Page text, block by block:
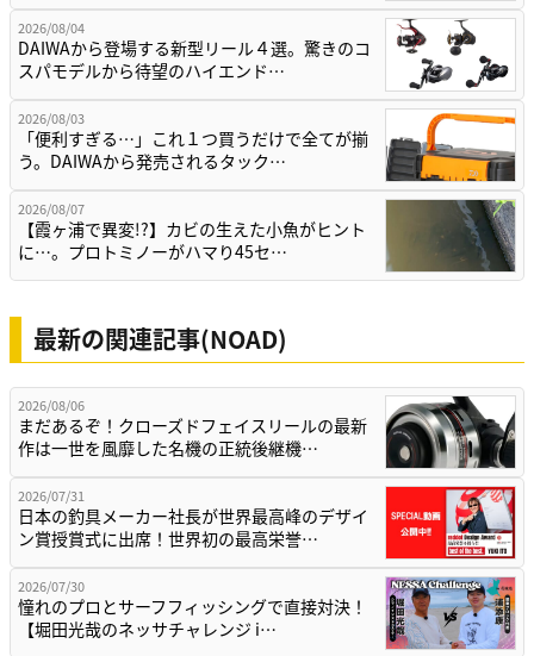
2026/08/04
DAIWAから登場する新型リール４選。驚きのコ
スパモデルから待望のハイエンド…
2026/08/03
「便利すぎる…」これ１つ買うだけで全てが揃
う。DAIWAから発売されるタック…
2026/08/07
【霞ヶ浦で異変!?】カビの生えた小魚がヒント
に…。プロトミノーがハマり45セ…
最新の関連記事(NOAD)
2026/08/06
まだあるぞ！クローズドフェイスリールの最新
作は一世を風靡した名機の正統後継機…
2026/07/31
日本の釣具メーカー社長が世界最高峰のデザイ
ン賞授賞式に出席！世界初の最高栄誉…
2026/07/30
憧れのプロとサーフフィッシングで直接対決！
【堀田光哉のネッサチャレンジ i…